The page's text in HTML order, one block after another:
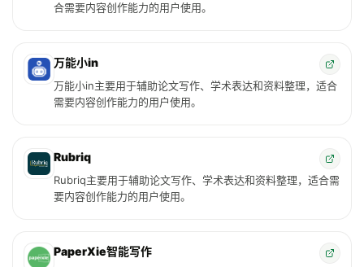
合需要内容创作能力的用户使用。
万能小in
万能小in主要用于辅助论文写作、学术表达和资料整理，适合
需要内容创作能力的用户使用。
Rubriq
Rubriq主要用于辅助论文写作、学术表达和资料整理，适合需
要内容创作能力的用户使用。
PaperXie智能写作